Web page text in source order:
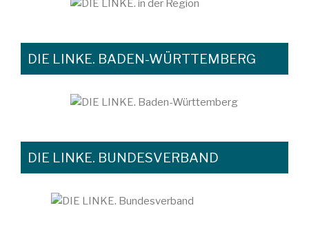
DIE LINKE. BADEN-WÜRTTEMBERG
DIE LINKE. BUNDESVERBAND